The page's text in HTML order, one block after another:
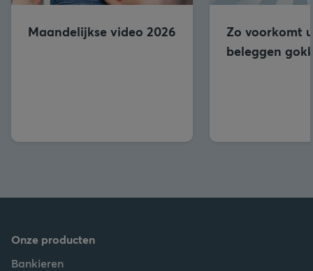
Maandelijkse video 2026
Zo voorkomt
beleggen
Onze producten
Bankieren